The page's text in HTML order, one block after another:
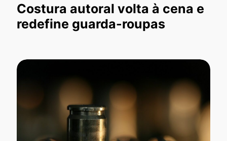
Costura autoral volta à cena e
redefine guarda-roupas